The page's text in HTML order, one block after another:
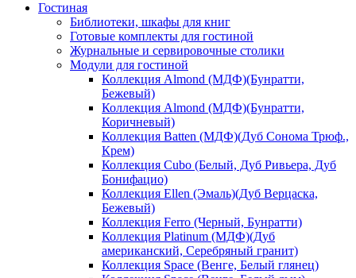
Гостиная
Библиотеки, шкафы для книг
Готовые комплекты для гостиной
Журнальные и сервировочные столики
Модули для гостиной
Коллекция Almond (МДФ)(Бунратти,
Бежевый)
Коллекция Almond (МДФ)(Бунратти,
Коричневый)
Коллекция Batten (МДФ)(Дуб Сонома Трюф.,
Крем)
Коллекция Cubo (Белый, Дуб Ривьера, Дуб
Бонифацио)
Коллекция Ellen (Эмаль)(Дуб Верцаска,
Бежевый)
Коллекция Ferro (Черный, Бунратти)
Коллекция Platinum (МДФ)(Дуб
американский, Серебряный гранит)
Коллекция Space (Венге, Белый глянец)